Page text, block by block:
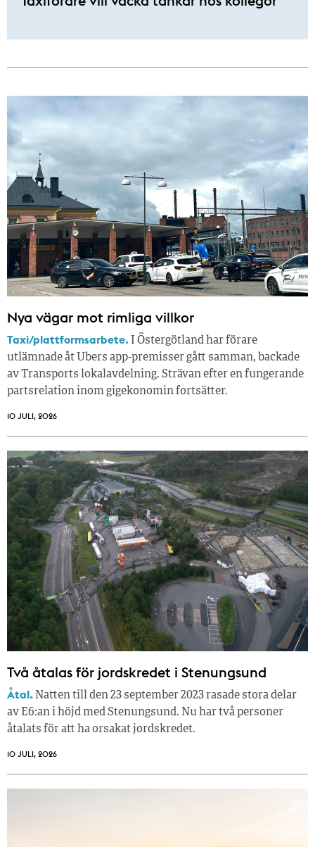
Nya vägar mot rimliga villkor
Taxi/plattformsarbete. I Östergötland har förare
utlämnade åt Ubers app-premisser gått samman, backade
av Transports lokalavdelning. Strävan efter en fungerande
partsrelation inom gigekonomin fortsätter.
10 JULI, 2026
Två åtalas för jordskredet i Stenungsund
Åtal. Natten till den 23 september 2023 rasade stora delar
av E6:an i höjd med Stenungsund. Nu har två personer
åtalats för att ha orsakat jordskredet.
10 JULI, 2026